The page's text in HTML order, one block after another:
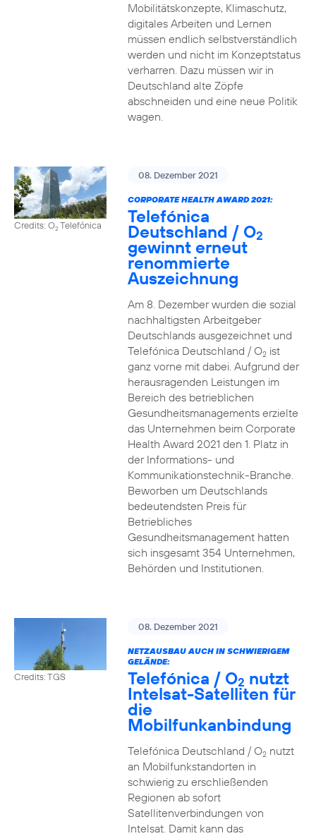
Mobilitätskonzepte, Klimaschutz,
digitales Arbeiten und Lernen
müssen endlich selbstverständlich
werden und nicht im Konzeptstatus
verharren. Dazu müssen wir in
Deutschland alte Zöpfe
abschneiden und eine neue Politik
wagen.
Credits: O2Telefónica
08. Dezember 2021
CORPORATE HEALTH AWARD 2021:
Telefónica
Deutschland / O2
gewinnt erneut
renommierte
Auszeichnung
Am 8. Dezember wurden die sozial
nachhaltigsten Arbeitgeber
Deutschlands ausgezeichnet und
Telefónica Deutschland / O2ist
ganz vorne mit dabei. Aufgrund der
herausragenden Leistungen im
Bereich des betrieblichen
Gesundheitsmanagements erzielte
das Unternehmen beim Corporate
Health Award 2021 den 1. Platz in
der Informations- und
Kommunikationstechnik-Branche.
Beworben um Deutschlands
bedeutendsten Preis für
Betriebliches
Gesundheitsmanagement hatten
sich insgesamt 354 Unternehmen,
Behörden und Institutionen.
Credits: TGS
08. Dezember 2021
NETZAUSBAU AUCH IN SCHWIERIGEM
GELÄNDE:
Telefónica / O2 nutzt
Intelsat-Satelliten für
die
Mobilfunkanbindung
Telefónica Deutschland / O2nutzt
an Mobilfunkstandorten in
schwierig zu erschließenden
Regionen ab sofort
Satellitenverbindungen von
Intelsat. Damit kann das